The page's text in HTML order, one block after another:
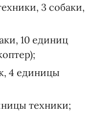
3 собаки,
10 единиц
4 единицы
техники;